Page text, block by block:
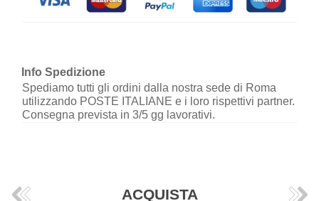
Info Spedizione
Spediamo tutti gli ordini dalla nostra sede di Roma
utilizzando POSTE ITALIANE e i loro rispettivi partner.
Consegna prevista in 3/5 gg lavorativi.
ACQUISTA